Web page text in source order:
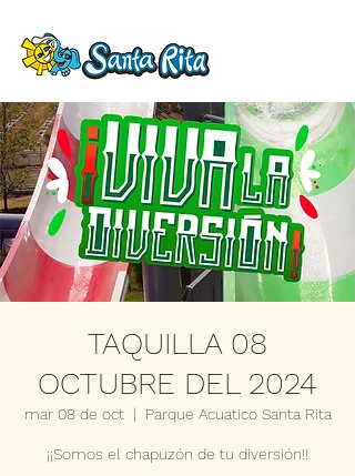
TAQUILLA 08
OCTUBRE DEL 2024
mar 08 de oct
  |
Parque Acuatico Santa Rita
¡¡Somos el chapuzón de tu diversión!!